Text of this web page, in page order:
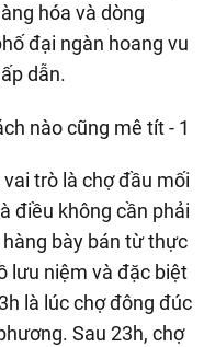
hóa và dòng
đại ngàn hoang vu
dẫn.
trò là chợ đầu mối
điều không cần phải
bày bán từ thực
lưu niệm và đặc biệt
là lúc chợ đông đúc
Sau 23h, chợ